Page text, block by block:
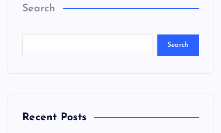
s
Search
Search
Recent Posts